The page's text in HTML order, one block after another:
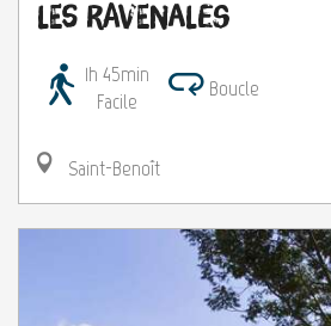
Les Ravenales
1h 45min
Facile
Boucle
Saint-Benoît